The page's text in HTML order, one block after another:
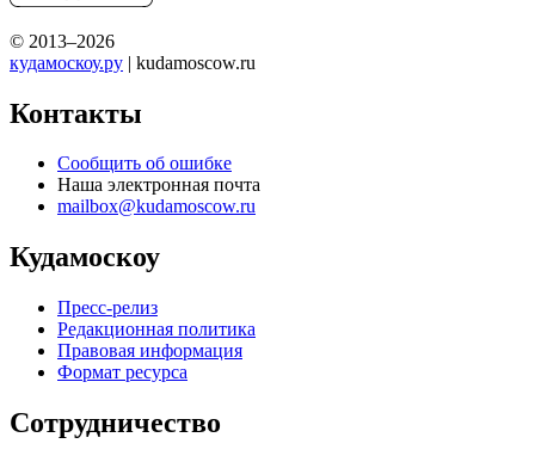
© 2013–2026
кудамоскоу.ру | kudamoscow.ru
Контакты
Сообщить об ошибке
Наша электронная почта
mailbox@kudamoscow.ru
Кудамоскоу
Пресс-релиз
Редакционная политика
Правовая информация
Формат ресурса
Сотрудничество